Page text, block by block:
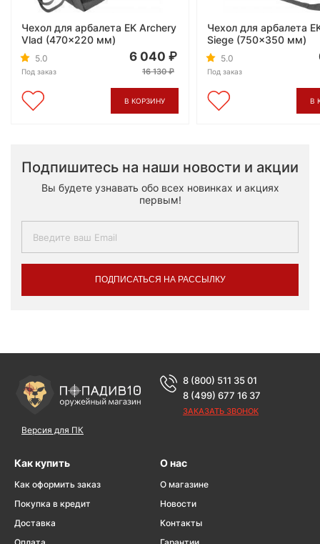
Чехол для арбалета EK Archery
Vlad (470x220 мм)
5.0
Под заказ
6 040
16 130
В КОРЗИНУ
Чехол для арбалета
Siege (750x350 мм)
5.0
Под заказ
В
Подпишитесь на наши новости и акции
Вы будете узнавать обо всех новинках и акциях
первым!
ПОДПИСАТЬСЯ НА РАССЫЛКУ
Версия для ПК
8 (800) 511 35 01
8 (499) 677 16 37
ЗАКАЗАТЬ ЗВОНОК
Как купить
Как оформить заказ
Покупка в кредит
Доставка
О нас
О магазине
Новости
Контакты